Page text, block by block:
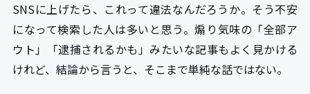
SNSに上げたら、これって違法なんだろうか。そう不安
になって検索した人は多いと思う。煽り気味の「全部ア
ウト」「逮捕されるかも」みたいな記事もよく見かける
けれど、結論から言うと、そこまで単純な話ではない。